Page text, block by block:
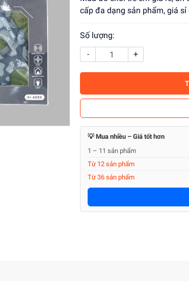
cấp đa dạng sản phẩm, giá
Số lượng:
-
+
💡 Mua nhiều – Giá tốt hơn
1 – 11 sản phẩm
Từ 12 sản phẩm
Từ 36 sản phẩm